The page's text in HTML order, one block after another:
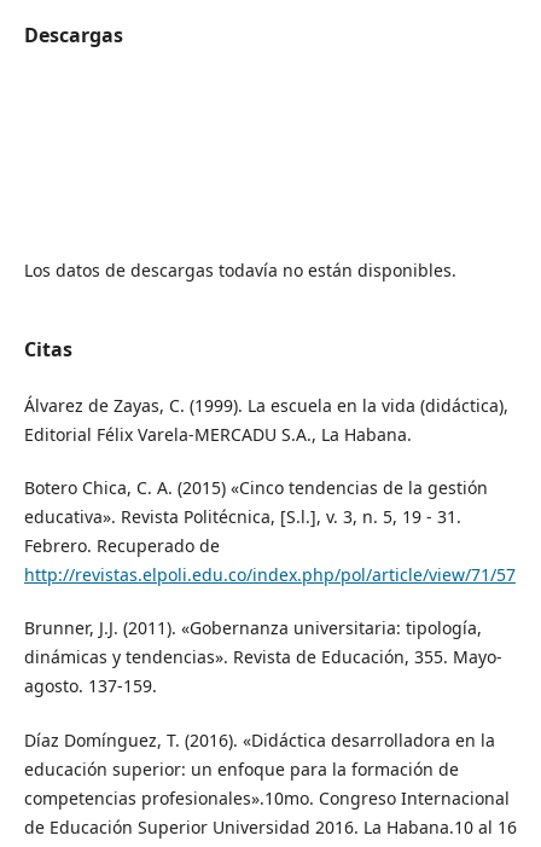
Descargas
Los datos de descargas todavía no están disponibles.
Citas
Álvarez de Zayas, C. (1999). La escuela en la vida (didáctica),
Editorial Félix Varela-MERCADU S.A., La Habana.
Botero Chica, C. A. (2015) «Cinco tendencias de la gestión
educativa». Revista Politécnica, [S.l.], v. 3, n. 5, 19 - 31.
Febrero. Recuperado de
http://revistas.elpoli.edu.co/index.php/pol/article/view/71/57
Brunner, J.J. (2011). «Gobernanza universitaria: tipología,
dinámicas y tendencias». Revista de Educación, 355. Mayo-
agosto. 137-159.
Díaz Domínguez, T. (2016). «Didáctica desarrolladora en la
educación superior: un enfoque para la formación de
competencias profesionales».10mo. Congreso Internacional
de Educación Superior Universidad 2016. La Habana.10 al 16